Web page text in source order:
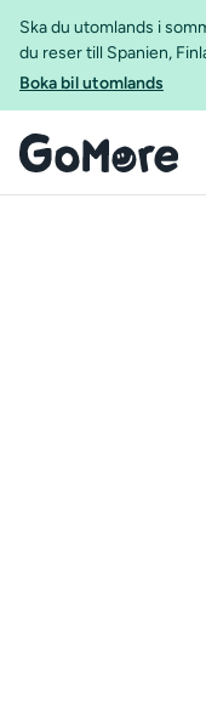
Ska du utomlands i
du reser till Spanien,
Boka bil utomlands